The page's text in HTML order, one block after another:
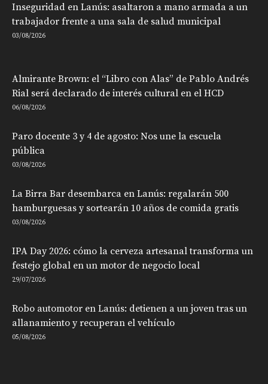
Inseguridad en Lanús: asaltaron a mano armada a un
trabajador frente a una sala de salud municipal
03/08/2026
Almirante Brown: el “Libro con Alas” de Pablo Andrés
Rial será declarado de interés cultural en el HCD
06/08/2026
Paro docente 3 y 4 de agosto: Nos une la escuela
pública
03/08/2026
La Birra Bar desembarca en Lanús: regalarán 500
hamburguesas y sortearán 10 años de comida gratis
03/08/2026
IPA Day 2026: cómo la cerveza artesanal transforma un
festejo global en un motor de negocio local
29/07/2026
Robo automotor en Lanús: detienen a un joven tras un
allanamiento y recuperan el vehículo
05/08/2026